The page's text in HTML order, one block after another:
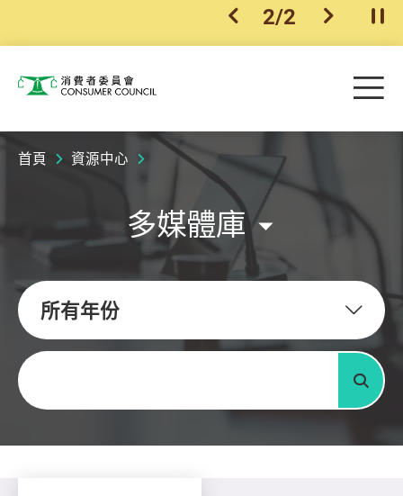
上一個
2/2 下一個開
消費者委員會 目
首頁 資源中心
多媒體庫
所有年份
關鍵字
搜尋